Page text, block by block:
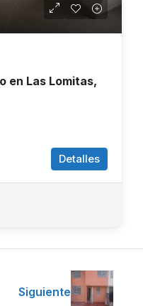
en Las Lomitas,
Detalles
Siguiente